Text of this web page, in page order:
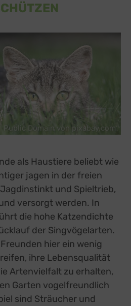
Public Domain von pixabay.com
als Haustiere beliebt wie
jagen in der freien
und Spieltrieb,
versorgt werden. In
die hohe Katzendichte
der Singvögelarten.
hier ein wenig
ihre Lebensqualität
Artenvielfalt zu erhalten,
Garten vogelfreundlich
sind Sträucher und